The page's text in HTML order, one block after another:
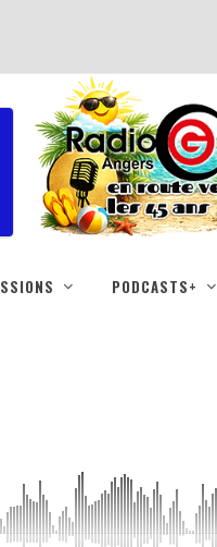
PODCASTS+